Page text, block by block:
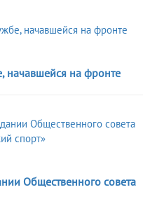
начавшейся на фронте
Общественного совета